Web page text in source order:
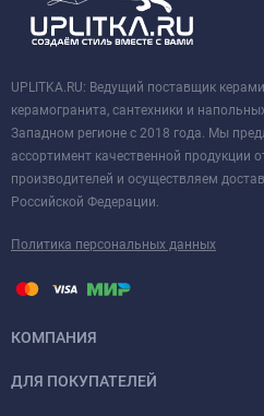
UPLITKA.RU: Ведущий поставщик
керамогранита, сантехники и
Западном регионе с 2018 года. Мы
ассортимент качественной продукции
производителей и осуществляем
Российской Федерации.
Политика персональных данных
КОМПАНИЯ
ДЛЯ ПОКУПАТЕЛЕЙ